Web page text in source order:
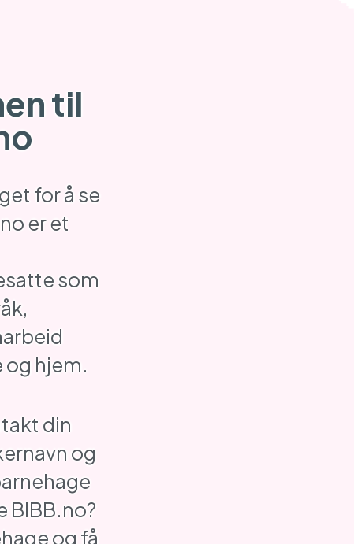
til
for å se
er et
som
hjem.
din
og
BIBB.no?
og få